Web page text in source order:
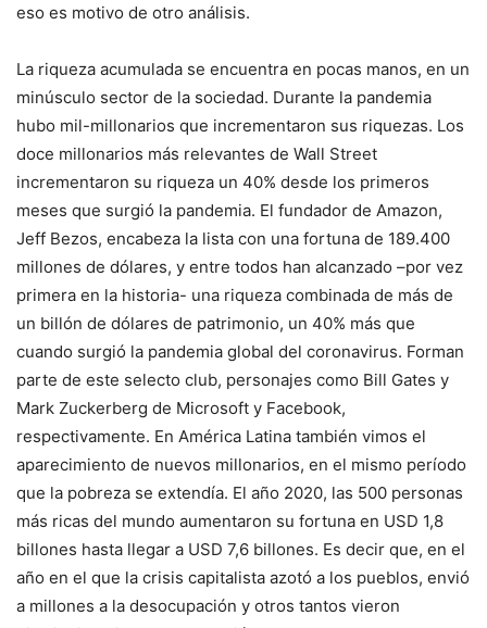
eso es motivo de otro análisis.
La riqueza acumulada se encuentra en pocas manos, en un
minúsculo sector de la sociedad. Durante la pandemia
hubo mil-millonarios que incrementaron sus riquezas. Los
doce millonarios más relevantes de Wall Street
incrementaron su riqueza un 40% desde los primeros
meses que surgió la pandemia. El fundador de Amazon,
Jeff Bezos, encabeza la lista con una fortuna de 189.400
millones de dólares, y entre todos han alcanzado –por vez
primera en la historia- una riqueza combinada de más de
un billón de dólares de patrimonio, un 40% más que
cuando surgió la pandemia global del coronavirus. Forman
parte de este selecto club, personajes como Bill Gates y
Mark Zuckerberg de Microsoft y Facebook,
respectivamente. En América Latina también vimos el
aparecimiento de nuevos millonarios, en el mismo período
que la pobreza se extendía. El año 2020, las 500 personas
más ricas del mundo aumentaron su fortuna en USD 1,8
billones hasta llegar a USD 7,6 billones. Es decir que, en el
año en el que la crisis capitalista azotó a los pueblos, envió
a millones a la desocupación y otros tantos vieron